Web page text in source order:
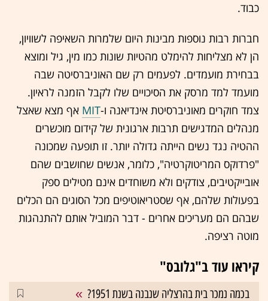
כבוד.
חברות רבות נוספות מבינות היום שלמרות השאיפה לשוויון,
הן לא מצליחות להימלט מהטיות שונות כמו מין, גיל ומוצא
בבחירת מועמדים. לפעמים רק שם האוניברסיטה שבה
מועמד למד מרסק את הסיכויים שלו לקבל הזמנה לראיון.
צמד חוקרים מאוניברסיטת אינדיאנה ו-MIT אף מצא שאצל
מנהלים המדגישים תרבות ארגונית של קידום מוכשרים
ההטיה נגד נשים הייתה גדולה יותר. זו תופעה שמכונה
"פרדוקס המריטוקרטיה", כלומר, אנשים שחושבים שהם
אובייקטיבים, צודקים ולא משוחדים אינם מטילים ספק
בפעולות שלהם, אף שסטריאוטיפים מכל הסוגים הם הכלים
שבהם הם מעריכים אחרים - דבר המוביל אותם להתנהגות
מוטה רציפה.
קיראו עוד ב"גלובס"
בכמה נמכר בית בהרצליה שנבנה בשנת 1951?